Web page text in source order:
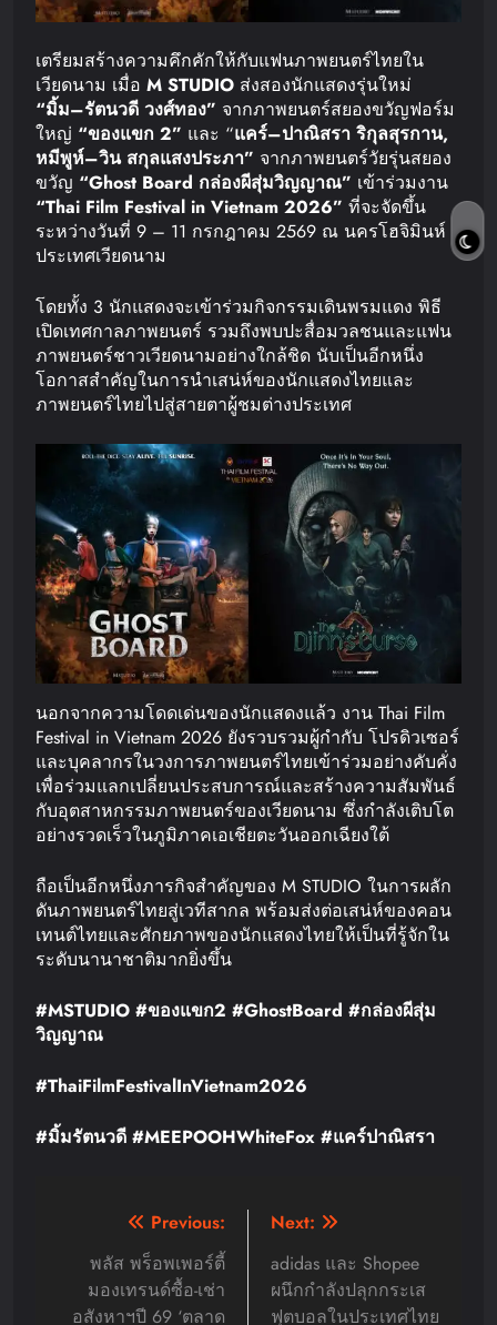
เตรียมสร้างความคึกคักให้กับแฟนภาพยนตร์ไทยใน
เวียดนาม เมื่อ M STUDIO ส่งสองนักแสดงรุ่นใหม่
“มิ้ม–รัตนวดี วงศ์ทอง” จากภาพยนตร์สยองขวัญฟอร์ม
ใหญ่ “ของแขก 2” และ “แคร์–ปาณิสรา ริกุลสุรกาน,
หมีพูห์–วิน สกุลแสงประภา” จากภาพยนตร์วัยรุ่นสยอง
ขวัญ “Ghost Board กล่องผีสุ่มวิญญาณ” เข้าร่วมงาน
“Thai Film Festival in Vietnam 2026” ที่จะจัดขึ้น
ระหว่างวันที่ 9 – 11 กรกฎาคม 2569 ณ นครโฮจิมินห์
ประเทศเวียดนาม
โดยทั้ง 3 นักแสดงจะเข้าร่วมกิจกรรมเดินพรมแดง พิธี
เปิดเทศกาลภาพยนตร์ รวมถึงพบปะสื่อมวลชนและแฟน
ภาพยนตร์ชาวเวียดนามอย่างใกล้ชิด นับเป็นอีกหนึ่ง
โอกาสสำคัญในการนำเสน่ห์ของนักแสดงไทยและ
ภาพยนตร์ไทยไปสู่สายตาผู้ชมต่างประเทศ
นอกจากความโดดเด่นของนักแสดงแล้ว งาน Thai Film
Festival in Vietnam 2026 ยังรวบรวมผู้กำกับ โปรดิวเซอร์
และบุคลากรในวงการภาพยนตร์ไทยเข้าร่วมอย่างคับคั่ง
เพื่อร่วมแลกเปลี่ยนประสบการณ์และสร้างความสัมพันธ์
กับอุตสาหกรรมภาพยนตร์ของเวียดนาม ซึ่งกำลังเติบโต
อย่างรวดเร็วในภูมิภาคเอเชียตะวันออกเฉียงใต้
ถือเป็นอีกหนึ่งภารกิจสำคัญของ M STUDIO ในการผลัก
ดันภาพยนตร์ไทยสู่เวทีสากล พร้อมส่งต่อเสน่ห์ของคอน
เทนต์ไทยและศักยภาพของนักแสดงไทยให้เป็นที่รู้จักใน
ระดับนานาชาติมากยิ่งขึ้น
#MSTUDIO #ของแขก2 #GhostBoard #กล่องผีสุ่ม
วิญญาณ
#ThaiFilmFestivalInVietnam2026
#มิ้มรัตนวดี #MEEPOOHWhiteFox #แคร์ปาณิสรา
navigation
Previous:
พลัส พร็อพเพอร์ตี้
มองเทรนด์ซื้อ-เช่า
อสังหาฯปี 69 ‘ตลาด
Next:
adidas และ Shopee
ผนึกกำลังปลุกกระเส
ฟุตบอลในประเทศไทย